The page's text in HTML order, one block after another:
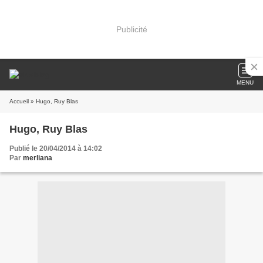
Publicité
MENU
Accueil » Hugo, Ruy Blas
Hugo, Ruy Blas
Publié le 20/04/2014 à 14:02
Par merliana